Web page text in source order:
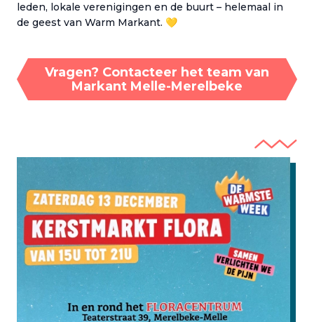
leden, lokale verenigingen en de buurt – helemaal in
de geest van Warm Markant. 💛
Vragen? Contacteer het team van
Markant Melle-Merelbeke